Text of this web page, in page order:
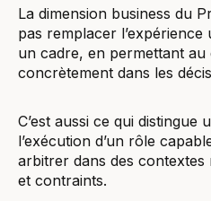
La dimension business du
pas remplacer l’expérience
un cadre, en permettant au
concrètement dans les
C’est aussi ce qui
l’exécution d’un rôle
arbitrer dans des
et contraints.